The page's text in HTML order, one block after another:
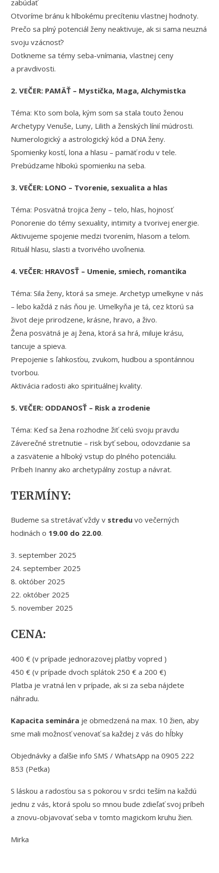
zabúdať
Otvoríme bránu k hlbokému precíteniu vlastnej hodnoty.
Prečo sa plný potenciál ženy neaktivuje, ak si sama neuzná
svoju vzácnosť?
Dotkneme sa témy seba-vnímania, vlastnej ceny
a pravdivosti.
2. VEČER: PAMÄŤ – Mystička, Maga, Alchymistka
Téma: Kto som bola, kým som sa stala touto ženou
Archetypy Venuše, Luny, Lilith a ženských línií múdrosti.
Numerologický a astrologický kód a DNA ženy.
Spomienky kostí, lona a hlasu – pamäť rodu v tele.
Prebúdzame hlbokú spomienku na seba.
3. VEČER: LONO – Tvorenie, sexualita a hlas
Téma: Posvätná trojica ženy – telo, hlas, hojnosť
Ponorenie do témy sexuality, intimity a tvorivej energie.
Aktivujeme spojenie medzi tvorením, hlasom a telom.
Rituál hlasu, slasti a tvorivého uvoľnenia.
4. VEČER: HRAVOSŤ – Umenie, smiech, romantika
Téma: Sila ženy, ktorá sa smeje. Archetyp umelkyne v nás
– lebo každá z nás ňou je. Umelkyňa je tá, cez ktorú sa
život deje prirodzene, krásne, hravo, a živo.
Žena posvätná je aj žena, ktorá sa hrá, miluje krásu,
tancuje a spieva.
Prepojenie s ľahkosťou, zvukom, hudbou a spontánnou
tvorbou.
Aktivácia radosti ako spirituálnej kvality.
5. VEČER: ODDANOSŤ – Risk a zrodenie
Téma: Keď sa žena rozhodne žiť celú svoju pravdu
Záverečné stretnutie – risk byť sebou, odovzdanie sa
a zasvätenie a hlboký vstup do plného potenciálu.
Príbeh Inanny ako archetypálny zostup a návrat.
TERMÍNY:
Budeme sa stretávať vždy v stredu vo večerných
hodinách o 19.00 do 22.00.
3. september 2025
24. september 2025
8. október 2025
22. október 2025
5. november 2025
CENA:
400 € (v prípade jednorazovej platby vopred )
450 € (v prípade dvoch splátok 250 € a 200 €)
Platba je vratná len v prípade, ak si za seba nájdete
náhradu.
Kapacita seminára je obmedzená na max. 10 žien, aby
sme mali možnosť venovať sa každej z vás do hĺbky
Objednávky a ďalšie info SMS / WhatsApp na 0905 222
853 (Peťka)
S láskou a radosťou sa s pokorou v srdci teším na každú
jednu z vás, ktorá spolu so mnou bude zdieľať svoj príbeh
a znovu-objavovať seba v tomto magickom kruhu žien.
Mirka